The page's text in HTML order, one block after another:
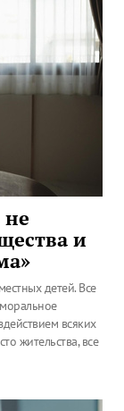
не
и
детей. Все
всяких
жительства, все